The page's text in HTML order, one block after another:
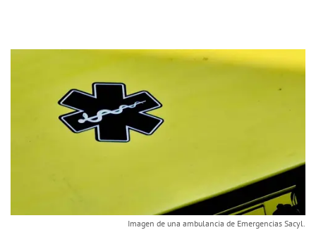
Imagen de una ambulancia de Emergencias Sacyl.